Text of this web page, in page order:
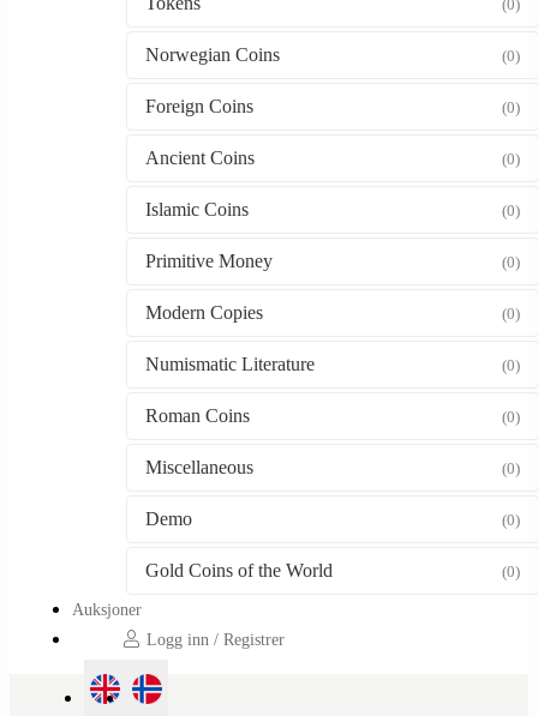
(0)
Norwegian Coins (0)
Foreign Coins (0)
Ancient Coins (0)
Islamic Coins (0)
Primitive Money (0)
Modern Copies (0)
Numismatic Literature (0)
Roman Coins (0)
Miscellaneous (0)
Demo (0)
Gold Coins of the World (0)
Auksjoner
Logg inn / Registrer